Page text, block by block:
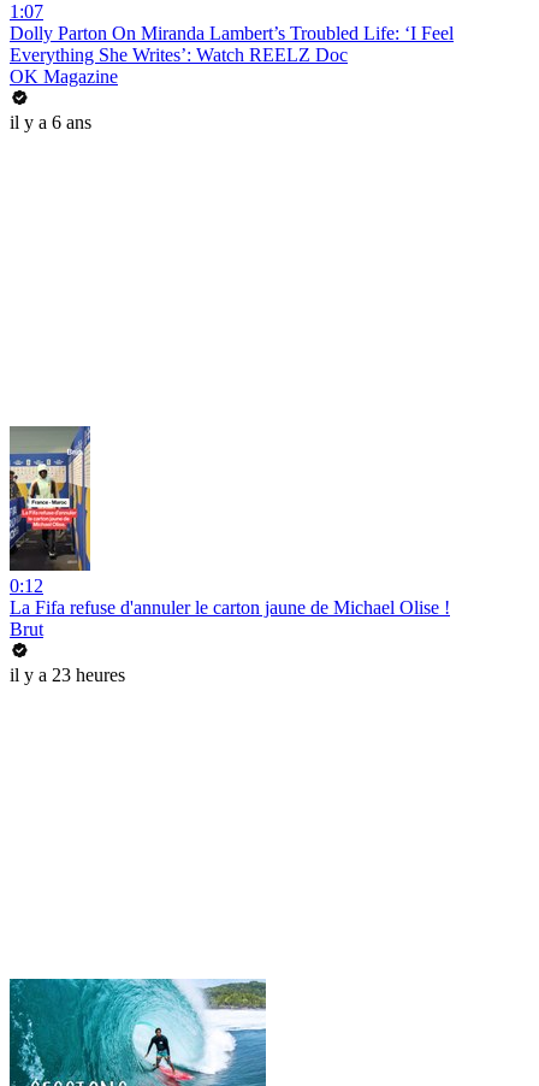
1:07
Dolly Parton On Miranda Lambert’s Troubled Life: ‘I Feel
Everything She Writes’: Watch REELZ Doc
OK Magazine
il y a 6 ans
0:12
La Fifa refuse d'annuler le carton jaune de Michael Olise !
Brut
il y a 23 heures